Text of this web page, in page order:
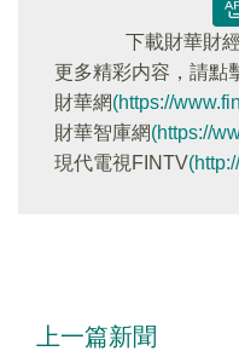
下載財華財
更多精彩内容，請點
財華網(https://
財華智庫網(https://
現代電視FINTV
上一篇新聞